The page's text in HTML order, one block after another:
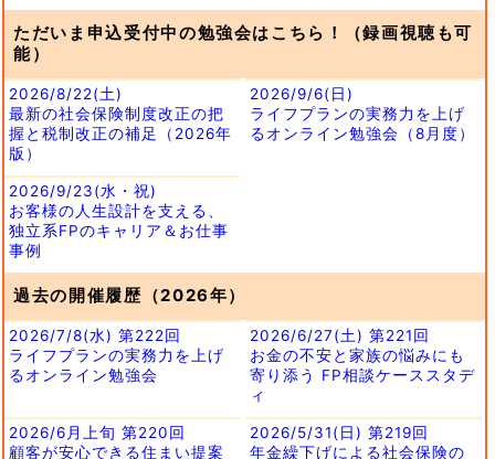
ただいま申込受付中の勉強会はこちら！（録画視聴も可
能）
2026/8/22(土)
最新の社会保険制度改正の把
握と税制改正の補足（2026年
版）
2026/9/6(日)
ライフプランの実務力を上げ
るオンライン勉強会（8月度）
2026/9/23(水・祝)
お客様の人生設計を支える、
独立系FPのキャリア＆お仕事
事例
過去の開催履歴（2026年）
2026/7/8(水) 第222回
ライフプランの実務力を上げ
るオンライン勉強会
2026/6/27(土) 第221回
お金の不安と家族の悩みにも
寄り添う FP相談ケーススタデ
ィ
2026/6月上旬 第220回
顧客が安心できる住まい提案
2026/5/31(日) 第219回
年金繰下げによる社会保険の